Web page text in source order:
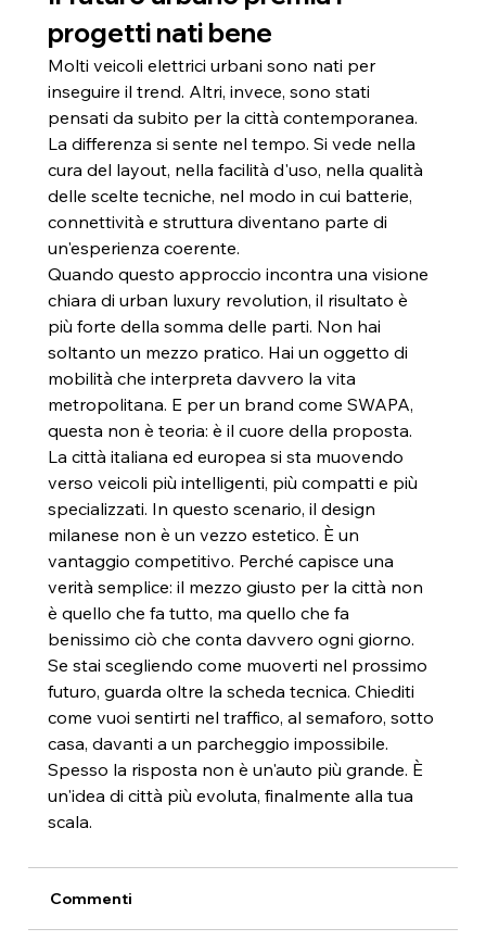
progetti nati bene
Molti veicoli elettrici urbani sono nati per
inseguire il trend. Altri, invece, sono stati
pensati da subito per la città contemporanea.
La differenza si sente nel tempo. Si vede nella
cura del layout, nella facilità d'uso, nella qualità
delle scelte tecniche, nel modo in cui batterie,
connettività e struttura diventano parte di
un'esperienza coerente.
Quando questo approccio incontra una visione
chiara di urban luxury revolution, il risultato è
più forte della somma delle parti. Non hai
soltanto un mezzo pratico. Hai un oggetto di
mobilità che interpreta davvero la vita
metropolitana. E per un brand come SWAPA,
questa non è teoria: è il cuore della proposta.
La città italiana ed europea si sta muovendo
verso veicoli più intelligenti, più compatti e più
specializzati. In questo scenario, il design
milanese non è un vezzo estetico. È un
vantaggio competitivo. Perché capisce una
verità semplice: il mezzo giusto per la città non
è quello che fa tutto, ma quello che fa
benissimo ciò che conta davvero ogni giorno.
Se stai scegliendo come muoverti nel prossimo
futuro, guarda oltre la scheda tecnica. Chiediti
come vuoi sentirti nel traffico, al semaforo, sotto
casa, davanti a un parcheggio impossibile.
Spesso la risposta non è un'auto più grande. È
un'idea di città più evoluta, finalmente alla tua
scala.
Commenti